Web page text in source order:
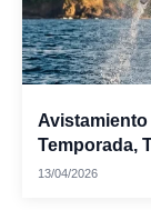
Avistamiento
Temporada,
13/04/2026